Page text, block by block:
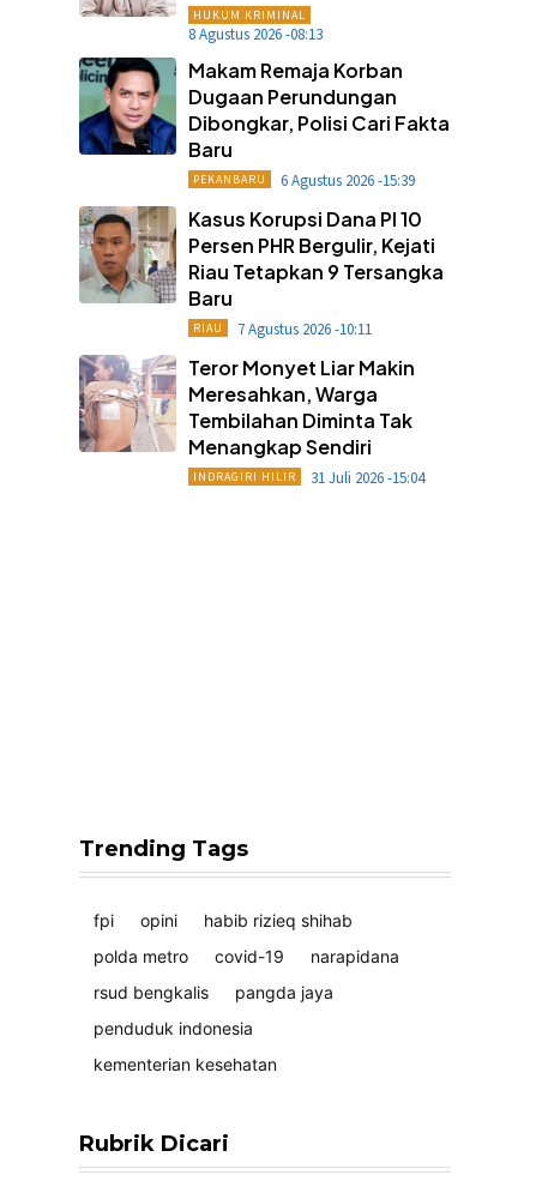
HUKUM KRIMINAL
8 Agustus 2026 -08:13
Makam Remaja Korban
Dugaan Perundungan
Dibongkar, Polisi Cari Fakta
Baru
PEKANBARU 6 Agustus 2026 -15:39
Kasus Korupsi Dana PI 10
Persen PHR Bergulir, Kejati
Riau Tetapkan 9 Tersangka
Baru
RIAU 7 Agustus 2026 -10:11
Teror Monyet Liar Makin
Meresahkan, Warga
Tembilahan Diminta Tak
Menangkap Sendiri
INDRAGIRI HILIR 31 Juli 2026 -15:04
Trending Tags
fpi opini
habib rizieq shihab
polda metro
covid-19
narapidana
rsud bengkalis
pangda jaya
penduduk indonesia
kementerian kesehatan
Rubrik Dicari